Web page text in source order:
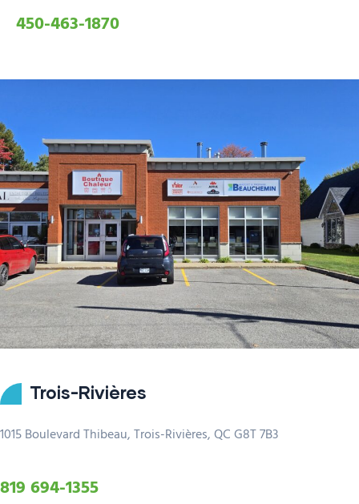
450-463-1870
Trois-Rivières
1015 Boulevard Thibeau, Trois-Rivières, QC G8T 7B3
819 694-1355